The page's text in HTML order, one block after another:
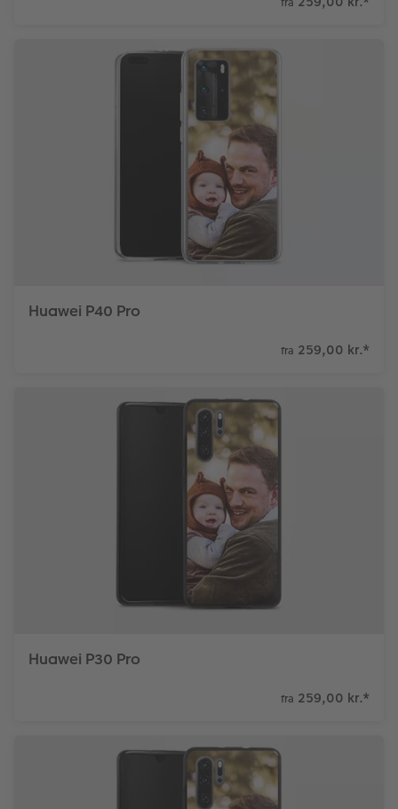
Huawei P40 Pro
fra 259,00 kr.*
Huawei P30 Pro
fra 259,00 kr.*